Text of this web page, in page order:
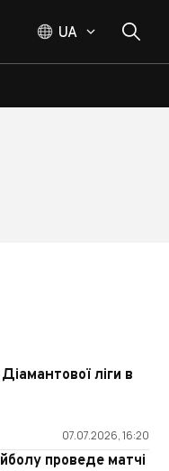
UA
ліги в
07.07.2026, 16:20
проведе матчі